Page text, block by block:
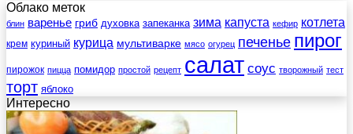
Облако меток
блин варенье гриб духовка запеканка зима капуста кефир котлета
крем куриный курица мультиварке мясо огурец печенье пирог
пирожок пицца помидор простой рецепт салат соус творожный тест
торт яблоко
Интересно